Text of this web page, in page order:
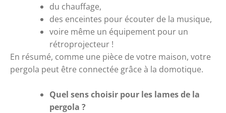
du chauffage,
des enceintes pour écouter de la musique,
voire même un équipement pour un
rétroprojecteur !
En résumé, comme une pièce de votre maison, votre
pergola peut être connectée grâce à la domotique.
Quel sens choisir pour les lames de la
pergola ?